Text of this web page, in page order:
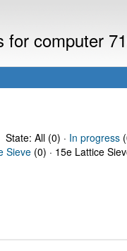
for computer
State: All (0) · In progress
Sieve (0) · 15e Lattice